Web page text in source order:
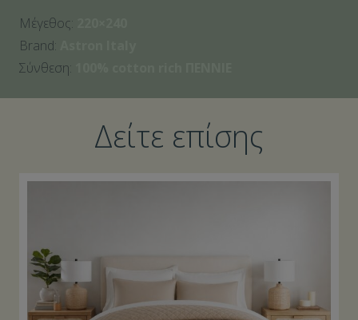
ποσότητα
Μέγεθος:
Brand:
Σύνθεση:
Δείτε επίσης